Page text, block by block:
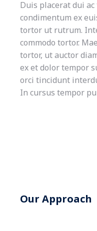
Duis placerat dui
condimentum ex
tortor ut rutrum.
commodo tortor.
tortor, ut auctor
ex et dolor tempor
orci tincidunt
In cursus tempor
Our Approach